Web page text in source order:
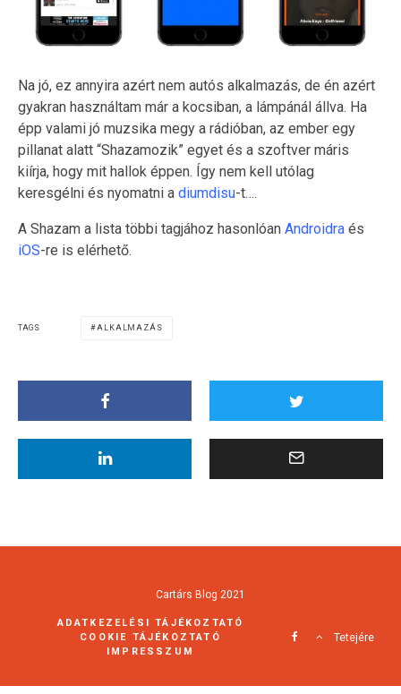
Na jó, ez annyira azért nem autós alkalmazás, de én azért
gyakran használtam már a kocsiban, a lámpánál állva. Ha
épp valami jó muzsika megy a rádióban, az ember egy
pillanat alatt “Shazamozik” egyet és a szoftver máris
kiírja, hogy mit hallok éppen. Így nem kell utólag
keresgélni és nyomatni a diumdisu-t….
A Shazam a lista többi tagjához hasonlóan Androidra és
iOS-re is elérhető.
TAGS ALKALMAZÁS
Cartárs Blog 2021
ADATKEZELÉSI TÁJÉKOZTATÓ
COOKIE TÁJÉKOZTATÓ
IMPRESSZUM
Tetejére